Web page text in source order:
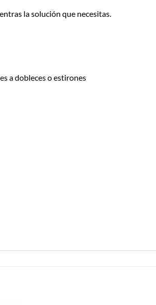
la solución que necesitas.
a dobleces o estirones